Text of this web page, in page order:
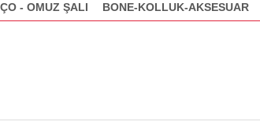
- OMUZ ŞALI BONE-KOLLUK-AKSESUAR